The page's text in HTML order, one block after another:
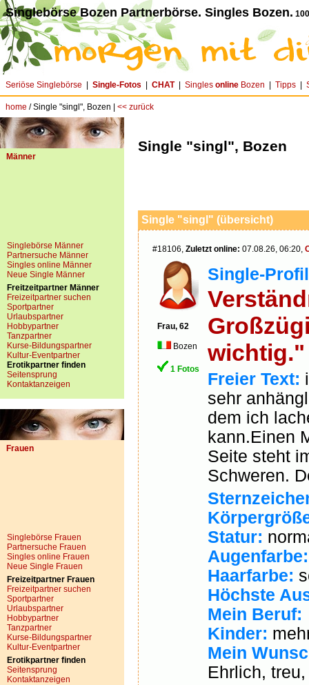
Singlebörse Bozen Partnerbörse. Singles Bozen.
Seriöse Singlebörse Single-Fotos CHAT| Singles online Bozen Tipps
home / Single "singl", Bozen | << zurück
Männer
Singlebörse Männer
Partnersuche Männer
Singles online Männer
Neue Single Männer
Freitzeitpartner Männer
Freizeitpartner suchen
Sportpartner
Urlaubspartner
Hobbypartner
Tanzpartner
Kurse-Bildungspartner
Kultur-Eventpartner
Erotikpartner finden
Seitensprung
Kontaktanzeigen
Frauen
Singlebörse Frauen
Partnersuche Frauen
Singles online Frauen
Neue Single Frauen
Freizeitpartner Frauen
Freizeitpartner suchen
Sportpartner
Urlaubspartner
Hobbypartner
Tanzpartner
Kurse-Bildungspartner
Kultur-Eventpartner
Erotikpartner finden
Seitensprung
Kontaktanzeigen
Single "singl", Bozen
Single "singl" (übersicht)
#18106, Zuletzt online: 07.08.26, 06:20,
Frau, 62
Bozen
1 Fotos
Single-
wichtig."
Freier Text:
sehr
dem ich
kann.Einen
Seite steht
Schweren.
Statur:
Augenfarbe:
Haarfarbe:
Höchste
Mein Beruf:
Kinder:
Mein
Ehrlich,